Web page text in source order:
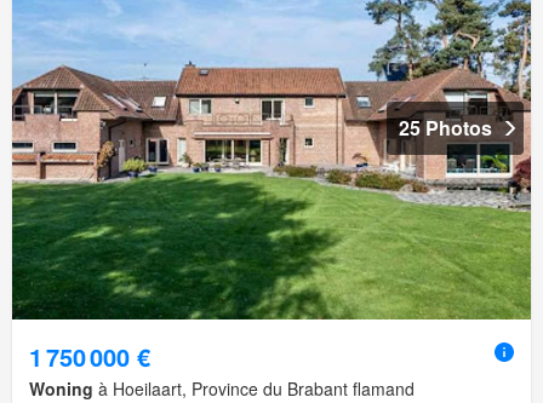
25 Photos
1 750 000 €
Woning à Hoeilaart, Province du Brabant flamand